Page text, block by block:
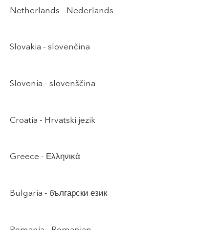
Netherlands - Nederlands
Slovakia - slovenčina
Slovenia - slovenščina
Croatia - Hrvatski jezik
Greece - Ελληνικά
Bulgaria - български език